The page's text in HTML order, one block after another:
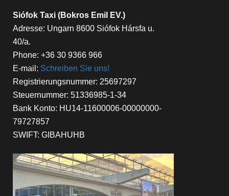
Siófok Taxi (Bokros Emil EV.)
Adresse: Ungarn 8600 Siófok Hársfa u.
40/a.
Phone: +36 30 9366 966
E-mail: Schreiben Sie uns!
Registrierungsnummer: 25697297
Steuernummer: 51336985-1-34
Bank Konto: HU14-11600006-00000000-
79727857
SWIFT: GIBAHUHB